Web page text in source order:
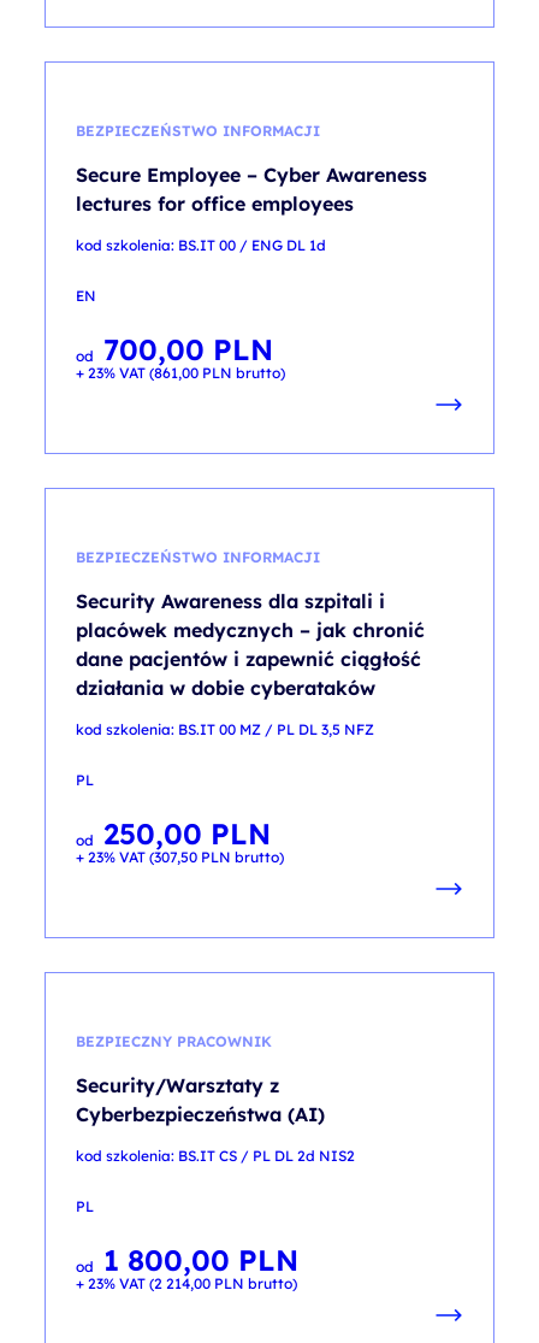
BEZPIECZEŃSTWO INFORMACJI
Secure Employee – Cyber Awareness
lectures for office employees
kod szkolenia: BS.IT 00 / ENG DL 1d
EN
od 700,00 PLN
+ 23% VAT (861,00 PLN brutto)
BEZPIECZEŃSTWO INFORMACJI
Security Awareness dla szpitali i
placówek medycznych – jak chronić
dane pacjentów i zapewnić ciągłość
działania w dobie cyberataków
kod szkolenia: BS.IT 00 MZ / PL DL 3,5 NFZ
PL
od 250,00 PLN
+ 23% VAT (307,50 PLN brutto)
BEZPIECZNY PRACOWNIK
Security/Warsztaty z
Cyberbezpieczeństwa (AI)
kod szkolenia: BS.IT CS / PL DL 2d NIS2
PL
od 1 800,00 PLN
+ 23% VAT (2 214,00 PLN brutto)